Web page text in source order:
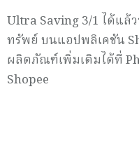
Ultra Saving 3/1 ได้แ
ทรัพย์ บนแอปพลิเคชัน
ผลิตภัณฑ์เพิ่มเติมได้ที่
Shopee